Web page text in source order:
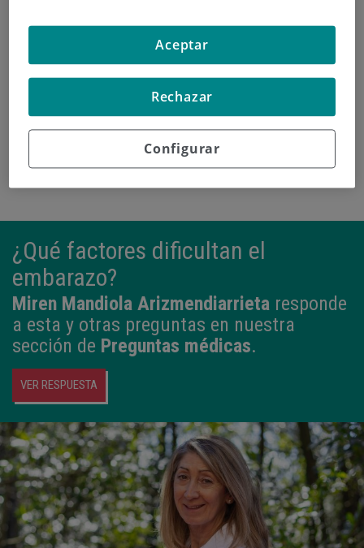
Ginecología y Obstetricia
Dra. Marina Matute de Paz
¿Qué factores dificultan el
embarazo?
Miren Mandiola Arizmendiarrieta responde
a esta y otras preguntas en nuestra
sección de Preguntas médicas.
VER RESPUESTA
Configurar
Rechazar
Aceptar